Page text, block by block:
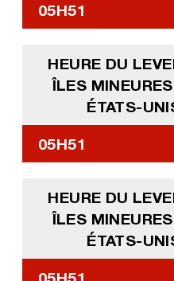
05H51
HEURE DU
ÎLES
ÉTATS-
05H51
HEURE DU
ÎLES
ÉTATS-